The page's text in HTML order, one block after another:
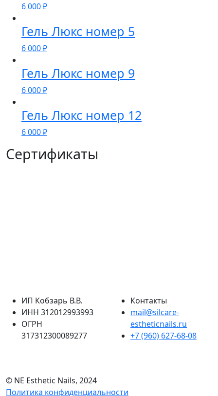
6 000₽
Гель Люкс номер 5
6 000₽
Гель Люкс номер 9
6 000₽
Гель Люкс номер 12
6 000₽
Сертификаты
ИП Кобзарь В.В.
ИНН 312012993993
ОГРН
317312300089277
Контакты
mail@silcare-
estheticnails.ru
+7 (960) 627-68-08
© NE Esthetic Nails, 2024
Политика конфиденциальности